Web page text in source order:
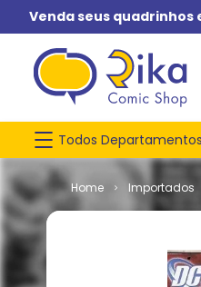
Venda seus quadrinhos
Todos Departamentos
Importados